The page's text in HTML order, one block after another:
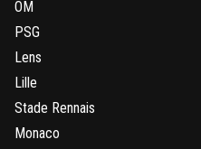
OM
PSG
Lens
Lille
Stade Rennais
Monaco